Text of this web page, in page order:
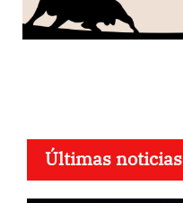
Últimas noticias